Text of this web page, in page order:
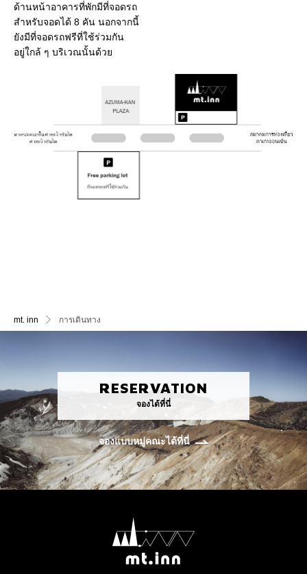
ด้านหน้าอาคารที่พักมีที่จอดรถ
สำหรับจอดได้ 8 คัน นอกจากนี้
ยังมีที่จอดรถฟรีที่ใช้ร่วมกัน
อยู่ใกล้ ๆ บริเวณนั้นด้วย
mt. inn การเดินทาง
RESERVATION
จองได้ที่นี่
จองแบบหมู่คณะได้ที่นี่